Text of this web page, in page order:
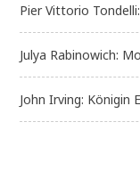
Pier Vittorio
Julya Rabinowich:
John Irving: Königin